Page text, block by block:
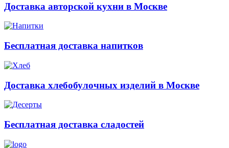
Доставка авторской кухни в Москве
Бесплатная доставка напитков
Доставка хлебобулочных изделий в Москве
Бесплатная доставка сладостей